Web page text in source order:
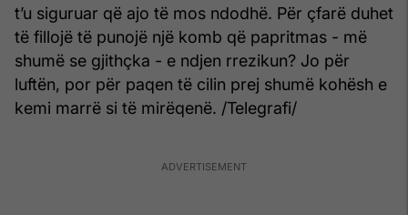
t’u siguruar që ajo të mos ndodhë. Për çfarë duhet
të fillojë të punojë një komb që papritmas - më
shumë se gjithçka - e ndjen rrezikun? Jo për
luftën, por për paqen të cilin prej shumë kohësh e
kemi marrë si të mirëqenë. /Telegrafi/